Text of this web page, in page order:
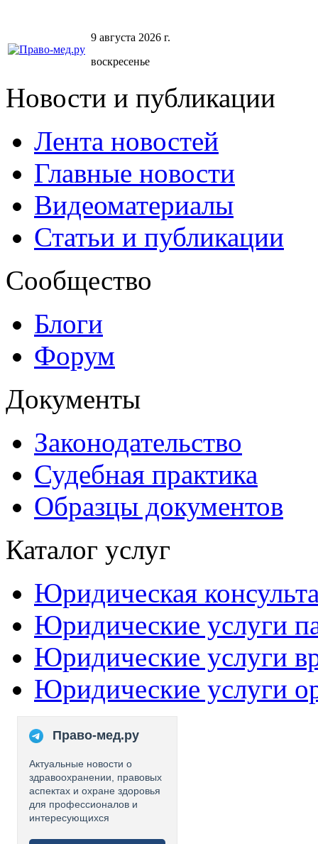
9 августа 2026 г.
воскресенье
Новости и публикации
Лента новостей
Главные новости
Видеоматериалы
Статьи и публикации
Сообщество
Блоги
Форум
Документы
Законодательство
Судебная практика
Образцы документов
Каталог услуг
Юридическая
Юридические услуги
Юридические услуги
Юридические услуги
Право-мед.ру
Актуальные новости о
здравоохранении, правовых
аспектах и охране здоровья
для профессионалов и
интересующихся